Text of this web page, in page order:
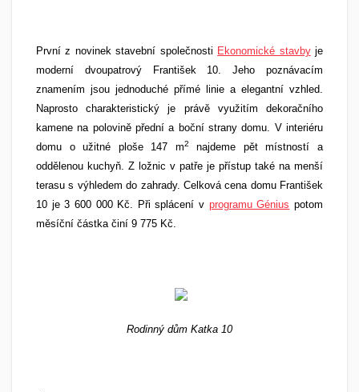
První z novinek stavební společnosti Ekonomické stavbyje
moderní dvoupatrový František 10. Jeho poznávacím
znamením jsou jednoduché přímé linie a elegantní vzhled.
Naprosto charakteristický je právě využitím dekoračního
kamene na polovině přední a boční strany domu. V interiéru
domu o užitné ploše 147 m2
najdeme pět místností a
oddělenou kuchyň. Z ložnic v patře je přístup také na menší
terasu s výhledem do zahrady. Celková cena domu František
10 je 3 600 000 Kč. Při splácení v programu Génius potom
měsíční částka činí 9 775 Kč.
Rodinný dům Katka 10